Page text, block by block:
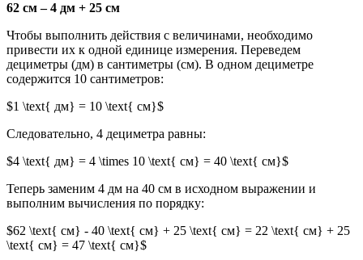
62 см – 4 дм + 25 см
Чтобы выполнить действия с величинами, необходимо
привести их к одной единице измерения. Переведем
дециметры (дм) в сантиметры (см). В одном дециметре
содержится 10 сантиметров:
$1 \text{ дм} = 10 \text{ см}$
Следовательно, 4 дециметра равны:
$4 \text{ дм} = 4 \times 10 \text{ см} = 40 \text{ см}$
Теперь заменим 4 дм на 40 см в исходном выражении и
выполним вычисления по порядку:
$62 \text{ см} - 40 \text{ см} + 25 \text{ см} = 22 \text{ см} + 25
\text{ см} = 47 \text{ см}$